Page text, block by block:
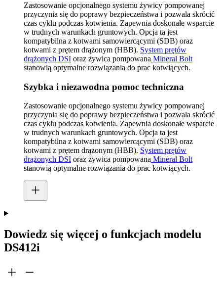
Zastosowanie opcjonalnego systemu żywicy pompowanej
przyczynia się do poprawy bezpieczeństwa i pozwala skrócić
czas cyklu podczas kotwienia. Zapewnia doskonałe wsparcie
w trudnych warunkach gruntowych. Opcja ta jest
kompatybilna z kotwami samowiercącymi (SDB) oraz
kotwami z prętem drążonym (HBB). System prętów
drążonych DSI oraz żywica pompowana Mineral Bolt
stanowią optymalne rozwiązania do prac kotwiących.
Szybka i niezawodna pomoc techniczna
Zastosowanie opcjonalnego systemu żywicy pompowanej
przyczynia się do poprawy bezpieczeństwa i pozwala skrócić
czas cyklu podczas kotwienia. Zapewnia doskonałe wsparcie
w trudnych warunkach gruntowych. Opcja ta jest
kompatybilna z kotwami samowiercącymi (SDB) oraz
kotwami z prętem drążonym (HBB). System prętów
drążonych DSI oraz żywica pompowana Mineral Bolt
stanowią optymalne rozwiązania do prac kotwiących.
Dowiedz się więcej o funkcjach modelu
DS412i